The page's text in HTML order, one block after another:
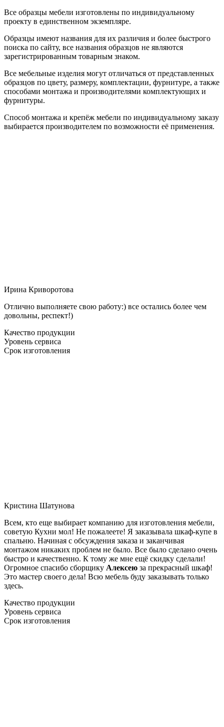
Все образцы мебели изготовлены по индивидуальному
проекту в единственном экземпляре.
Образцы имеют названия для их различия и более быстрого
поиска по сайту, все названия образцов не являются
зарегистрированным товарным знаком.
Все мебельные изделия могут отличаться от представленных
образцов по цвету, размеру, комплектации, фурнитуре, а также
способами монтажа и производителями комплектующих и
фурнитуры.
Способ монтажа и крепёж мебели по индивидуальному заказу
выбирается производителем по возможности её применения.
Ирина Криворотова
Отлично выполняете свою работу:) все остались более чем
довольны, респект!)
Качество продукции
Уровень сервиса
Срок изготовления
Кристина Шатунова
Всем, кто еще выбирает компанию для изготовления мебели,
советую Кухни мол! Не пожалеете! Я заказывала шкаф-купе в
спальню. Начиная с обсуждения заказа и заканчивая
монтажом никаких проблем не было. Все было сделано очень
быстро и качественно. К тому же мне ещё скидку сделали!
Огромное спасибо сборщику Алексею за прекрасный шкаф!
Это мастер своего дела! Всю мебель буду заказывать только
здесь.
Качество продукции
Уровень сервиса
Срок изготовления